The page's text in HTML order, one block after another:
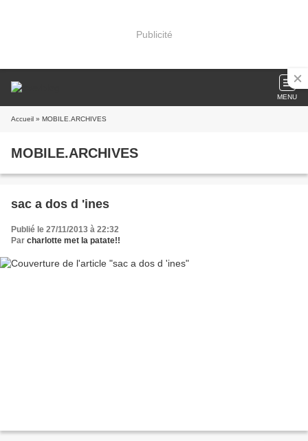
Publicité
MENU
Accueil » MOBILE.ARCHIVES
MOBILE.ARCHIVES
sac a dos d 'ines
Publié le 27/11/2013 à 22:32
Par charlotte met la patate!!